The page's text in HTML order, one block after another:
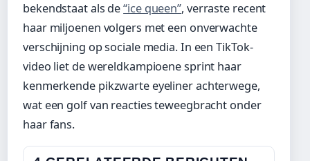
bekendstaat als de“ice queen”, verraste recent
haar miljoenen volgers met een onverwachte
verschijning op sociale media. In een TikTok-
video liet de wereldkampioene sprint haar
kenmerkende pikzwarte eyeliner achterwege,
wat een golf van reacties teweegbracht onder
haar fans.